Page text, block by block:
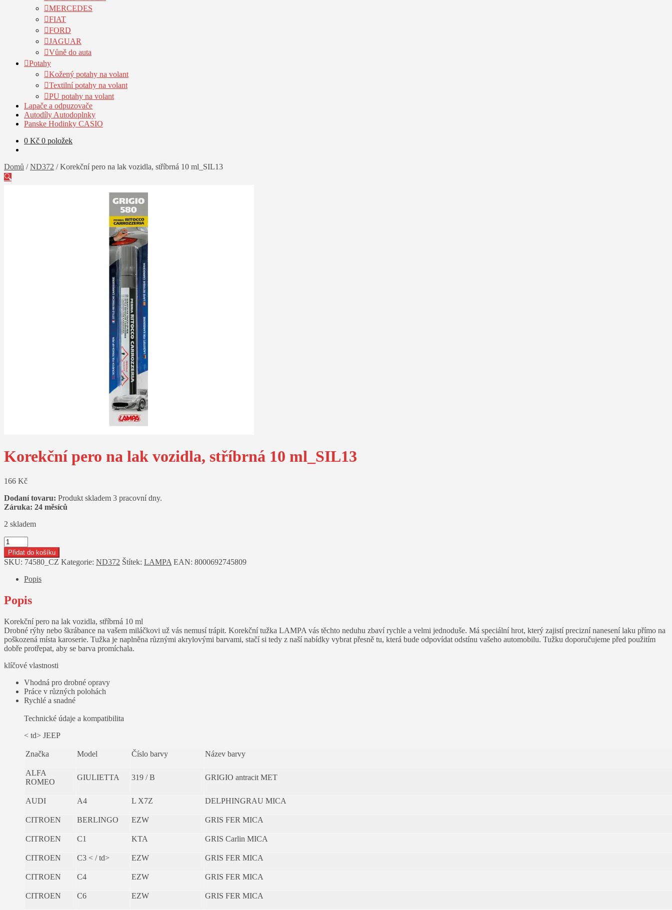
MERCEDES
FIAT
FORD
JAGUAR
Vůně do auta
Potahy
Kožený potahy na volant
Textilní potahy na volant
PU potahy na volant
Lapače a odpuzovače
Autodíly Autodoplnky
Panske Hodinky CASIO
0 Kč 0 položek
Domů /ND372 /Korekční pero na lak vozidla, stříbrná 10 ml_SIL13
🔍
Korekční pero na lak vozidla, stříbrná 10 ml_SIL13
166 Kč
Dodaní tovaru: Produkt skladem 3 pracovní dny.
Záruka: 24 měsíců
2 skladem
Korekční
pero
na
lak
vozidla,
stříbrná
10
ml_SIL13
Přidat do košíku
SKU: 74580_CZ Kategorie: ND372 Štítek: LAMPA EAN: 8000692745809
Popis
Popis
Korekční pero na lak vozidla, stříbrná 10 ml
Drobné rýhy nebo škrábance na vašem miláčkovi už vás nemusí trápit. Korekční tužka LAMPA vás těchto neduhu zbaví rychle a velmi jednoduše. Má speciální hrot, který zajistí precizní nanesení laku přímo na
poškozená místa karoserie. Tužka je naplněna různými akrylovými barvami, stačí si tedy z naší nabídky vybrat přesně tu, která bude odpovídat odstínu vašeho automobilu. Tužku doporučujeme před použitím
dobře protřepat, aby se barva promíchala.
klíčové vlastnosti
Vhodná pro drobné opravy
Práce v různých polohách
Rychlé a snadné
Technické údaje a kompatibilita
< td> JEEP
Značka Model Číslo barvy Název barvy
ALFA
ROMEO
GIULIETTA 319 / B GRIGIO antracit MET
AUDI A4 L X7Z DELPHINGRAU MICA
CITROEN BERLINGO EZW GRIS FER MICA
CITROEN C1 KTA GRIS Carlin MICA
CITROEN C3 < / td> EZW GRIS FER MICA
CITROEN C4 EZW GRIS FER MICA
CITROEN C6 EZW GRIS FER MICA